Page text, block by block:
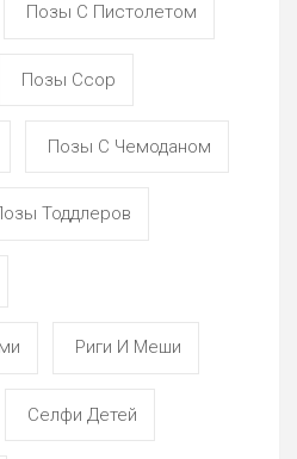
Позы С Пистолетом
Позы Ссор
Позы С Чемоданом
Тоддлеров
Риги И Меши
Селфи Детей